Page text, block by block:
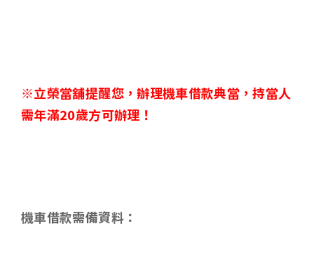
※立榮當舖提醒您，辦理機車借款典當，持當人
需年滿20歲方可辦理！
機車借款需備資料 ：